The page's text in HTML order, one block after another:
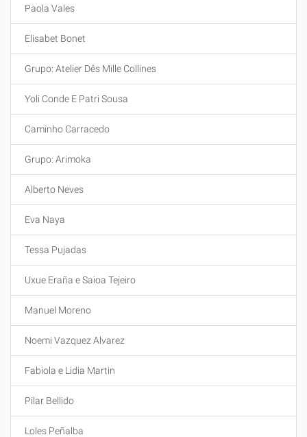
Paola Vales
Elisabet Bonet
Grupo: Atelier Dês Mille Collines
Yoli Conde E Patri Sousa
Caminho Carracedo
Grupo: Arimoka
Alberto Neves
Eva Naya
Tessa Pujadas
Uxue Eraña e Saioa Tejeiro
Manuel Moreno
Noemi Vazquez Alvarez
Fabiola e Lidia Martin
Pilar Bellido
Loles Peñalba